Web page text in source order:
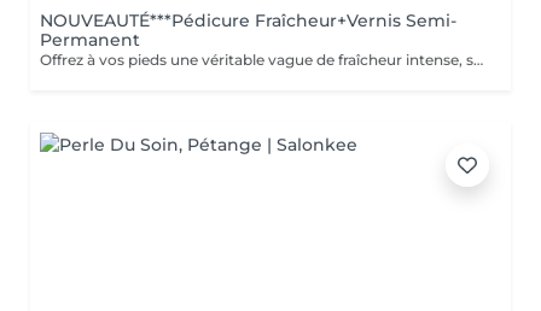
NOUVEAUTÉ***Pédicure Fraîcheur+Vernis Semi-
Permanent
Offrez à vos pieds une véritable vague de fraîcheur intense, sublimée par la pose d'un semi-permanent longue tenue. Ce rituel associe un gommage au sel et à l'amande douce, un bain effervescent relaxant et rafraîchissant, puis un soin à l'effet glacial appliqué jusqu'aux mollets. Une sensation de froid intense et revigorante, idéale pour les pieds fatigués ou simplement pour profiter d'un pur moment de fraîcheur pendant l'été. Des pieds doux, parfaitement soignés, une couleur brillante longue tenue et une sensation glaciale irrésistible.